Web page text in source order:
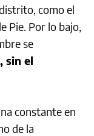
como el
Pie. Por lo bajo,
se
, sin el
constante en
de la